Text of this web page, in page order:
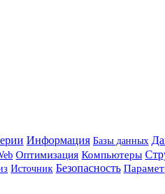
Информация Базы данных
Оптимизация Компьютеры
Источник Безопасность